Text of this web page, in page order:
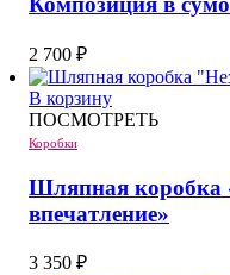
2 700 ₽
В корзину
ПОСМОТРЕТЬ
Коробки
Шляпная коробка
впечатление»
3 350 ₽